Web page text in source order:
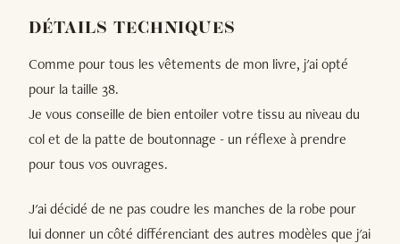
DÉTAILS TECHNIQUES
Comme pour tous les vêtements de mon livre, j'ai opté
pour la taille 38.
Je vous conseille de bien entoiler votre tissu au niveau du
col et de la patte de boutonnage - un réflexe à prendre
pour tous vos ouvrages.
J'ai décidé de ne pas coudre les manches de la robe pour
lui donner un côté différenciant des autres modèles que j'ai